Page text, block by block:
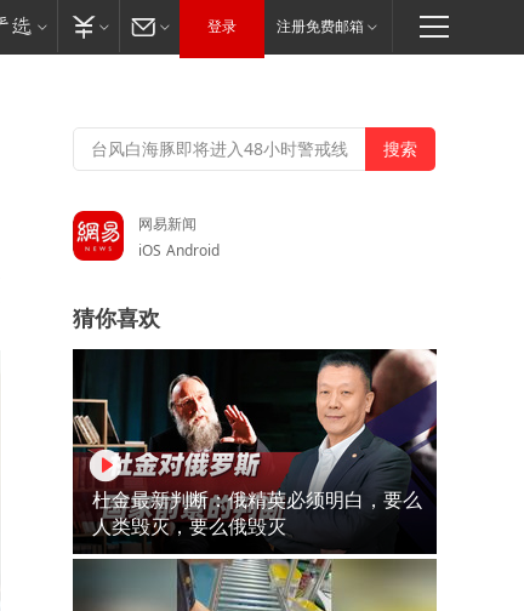
登录 注册免费邮箱
网易新闻
iOS Android
猜你喜欢
杜金最新判断：俄精英必须明白，要么
人类毁灭，要么俄毁灭